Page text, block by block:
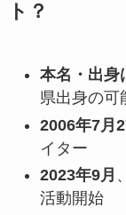
ト？
本名・出身
県出身の可
2006年7月
イター
2023年9月
活動開始